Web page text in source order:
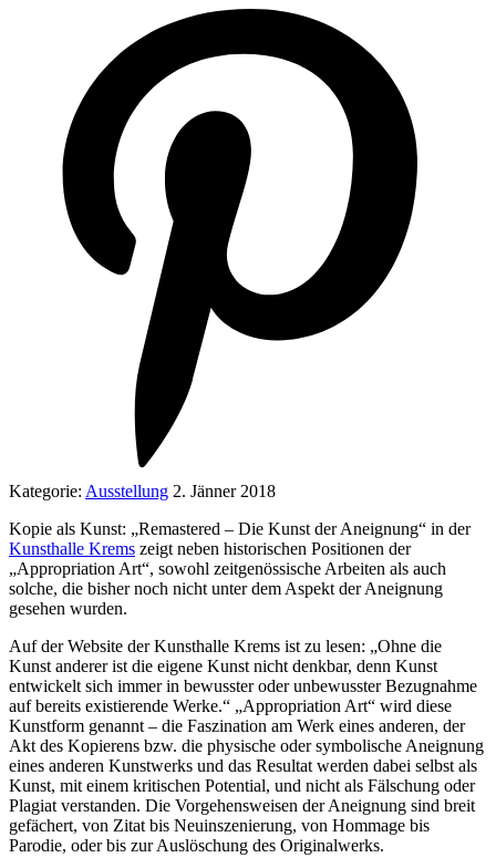
Kategorie: Ausstellung 2. Jänner 2018
Kopie als Kunst: „Remastered – Die Kunst der Aneignung“ in der
Kunsthalle Krems zeigt neben historischen Positionen der
„Appropriation Art“, sowohl zeitgenössische Arbeiten als auch
solche, die bisher noch nicht unter dem Aspekt der Aneignung
gesehen wurden.
Auf der Website der Kunsthalle Krems ist zu lesen: „Ohne die
Kunst anderer ist die eigene Kunst nicht denkbar, denn Kunst
entwickelt sich immer in bewusster oder unbewusster Bezugnahme
auf bereits existierende Werke.“ „Appropriation Art“ wird diese
Kunstform genannt – die Faszination am Werk eines anderen, der
Akt des Kopierens bzw. die physische oder symbolische Aneignung
eines anderen Kunstwerks und das Resultat werden dabei selbst als
Kunst, mit einem kritischen Potential, und nicht als Fälschung oder
Plagiat verstanden. Die Vorgehensweisen der Aneignung sind breit
gefächert, von Zitat bis Neuinszenierung, von Hommage bis
Parodie, oder bis zur Auslöschung des Originalwerks.